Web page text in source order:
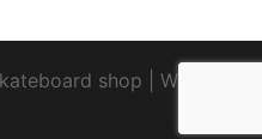
shop
WebDesign